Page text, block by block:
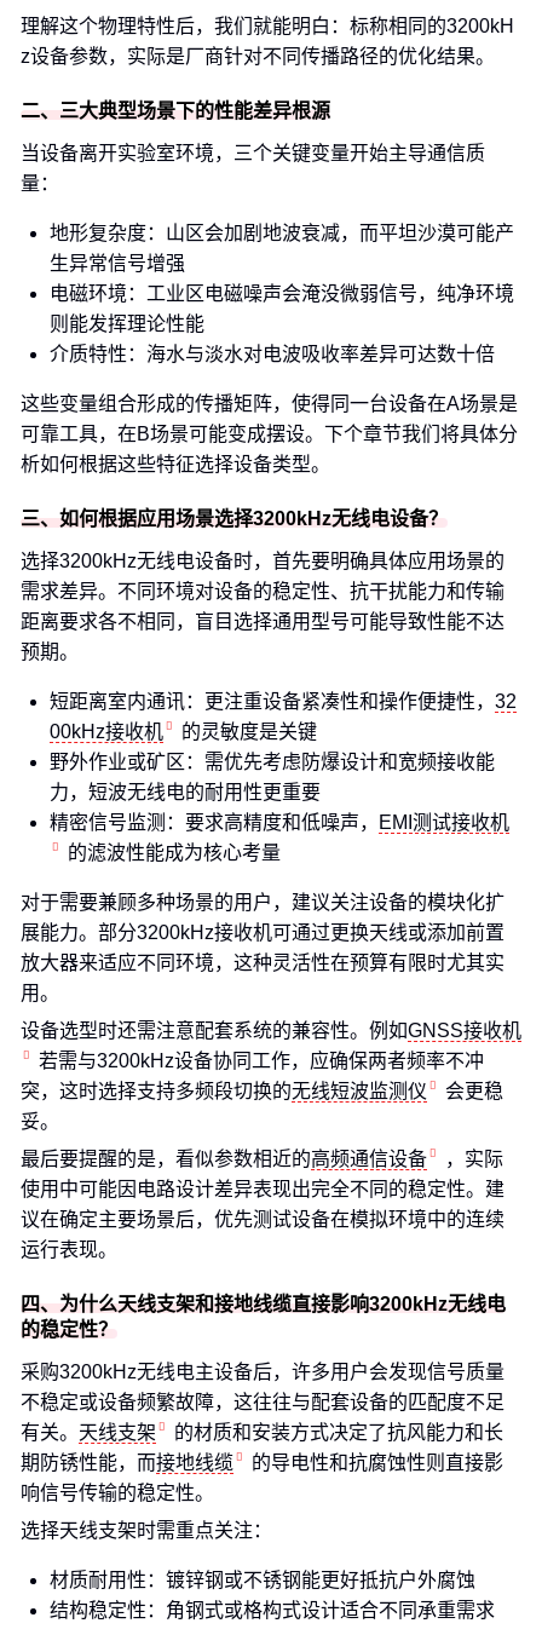
理解这个物理特性后，我们就能明白：标称相同的3200kH
z设备参数，实际是厂商针对不同传播路径的优化结果。
二、三大典型场景下的性能差异根源
当设备离开实验室环境，三个关键变量开始主导通信质
量：
地形复杂度：山区会加剧地波衰减，而平坦沙漠可能产
生异常信号增强
电磁环境：工业区电磁噪声会淹没微弱信号，纯净环境
则能发挥理论性能
介质特性：海水与淡水对电波吸收率差异可达数十倍
这些变量组合形成的传播矩阵，使得同一台设备在A场景是
可靠工具，在B场景可能变成摆设。下个章节我们将具体分
析如何根据这些特征选择设备类型。
三、如何根据应用场景选择3200kHz无线电设备？
选择3200kHz无线电设备时，首先要明确具体应用场景的
需求差异。不同环境对设备的稳定性、抗干扰能力和传输
距离要求各不相同，盲目选择通用型号可能导致性能不达
预期。
短距离室内通讯：更注重设备紧凑性和操作便捷性， 32
00kHz接收机
的灵敏度是关键
野外作业或矿区：需优先考虑防爆设计和宽频接收能
力，短波无线电的耐用性更重要
精密信号监测：要求高精度和低噪声，
EMI测试接收机
的滤波性能成为核心考量
对于需要兼顾多种场景的用户，建议关注设备的模块化扩
展能力。部分3200kHz接收机可通过更换天线或添加前置
放大器来适应不同环境，这种灵活性在预算有限时尤其实
用。
设备选型时还需注意配套系统的兼容性。例如GNSS接收机
若需与3200kHz设备协同工作，应确保两者频率不冲
突，这时选择支持多频段切换的无线短波监测仪
会更稳
妥。
最后要提醒的是，看似参数相近的高频通信设备
，实际
使用中可能因电路设计差异表现出完全不同的稳定性。建
议在确定主要场景后，优先测试设备在模拟环境中的连续
运行表现。
四、为什么天线支架和接地线缆直接影响3200kHz无线电
的稳定性？
采购3200kHz无线电主设备后，许多用户会发现信号质量
不稳定或设备频繁故障，这往往与配套设备的匹配度不足
有关。 天线支架
的材质和安装方式决定了抗风能力和长
期防锈性能，而接地线缆
的导电性和抗腐蚀性则直接影
响信号传输的稳定性。
选择天线支架时需重点关注：
材质耐用性：镀锌钢或不锈钢能更好抵抗户外腐蚀
结构稳定性：角钢式或格构式设计适合不同承重需求